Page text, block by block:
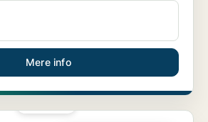
Mere info
County